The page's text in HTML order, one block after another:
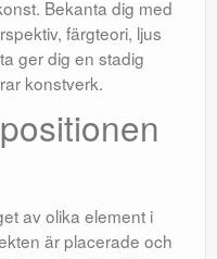
Bekanta dig med
färgteori, ljus
ger dig en stadig
konstverk.
av olika element i
är placerade och